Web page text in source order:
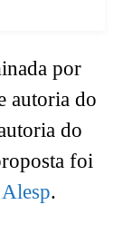
por
autoria do
do
foi
Alesp.